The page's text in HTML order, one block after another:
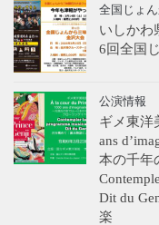
全国じょ
いしかわ
6回全国
公演情報
ギメ東洋
ans
本の千年
Dit du
楽